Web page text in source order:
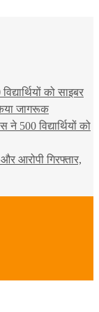
को साइबर
जागरूक
500 विद्यार्थियों को
आरोपी गिरफ्तार,